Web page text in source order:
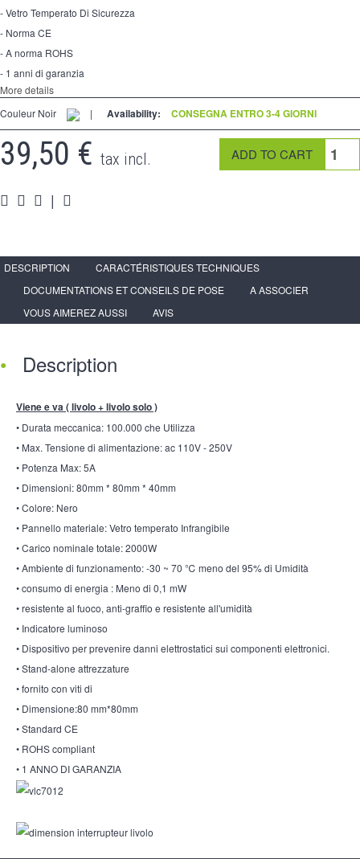
Pièces
Programma per rivenditori - LIVOLO Francia Sito Ufficiale di
- Vetro Temperato Di Sicurezza
- Norma CE
- A norma ROHS
- 1 anni di garanzia
More details
Couleur Noir
| Availability: CONSEGNA ENTRO 3-4 GIORNI
39,50 € tax incl.
|
DESCRIPTION
CARACTÉRISTIQUES TECHNIQUES
DOCUMENTATIONS ET CONSEILS DE POSE
A ASSOCIER
VOUS AIMEREZ AUSSI
AVIS
Description
Viene e va ( livolo + livolo solo )
• Durata meccanica: 100.000 che Utilizza
• Max. Tensione di alimentazione: ac 110V - 250V
• Potenza Max: 5A
• Dimensioni: 80mm * 80mm * 40mm
• Colore: Nero
• Pannello materiale: Vetro temperato Infrangibile
• Carico nominale totale: 2000W
• Ambiente di funzionamento: -30 ~ 70 ℃ meno del 95% di Umidità
• consumo di energia : Meno di 0,1 mW
• resistente al fuoco, anti-graffio e resistente all'umidità
• Indicatore luminoso
• Dispositivo per prevenire danni elettrostatici sui componenti elettronici.
• Stand-alone attrezzature
• fornito con viti di
• Dimensione:80 mm*80mm
• Standard CE
• ROHS compliant
• 1 ANNO DI GARANZIA